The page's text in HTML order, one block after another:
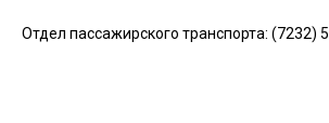
Отдел пассажирского транспорта: (7232)